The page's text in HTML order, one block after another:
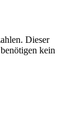
Dieser
kein